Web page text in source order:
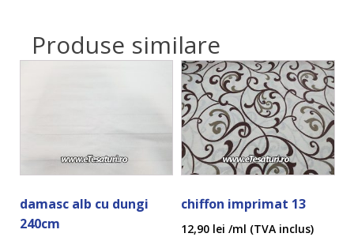
Produse similare
damasc alb cu dungi
240cm
chiffon imprimat 13
12,90 lei /ml (TVA inclus)